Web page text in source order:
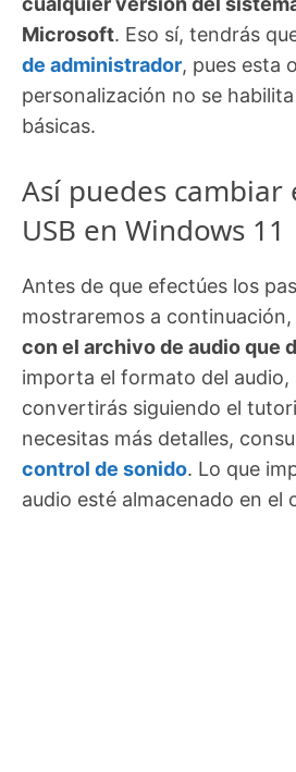
Microsoft. Eso sí, tendrás
de administrador, pues esta
personalización no se
básicas.
Así puedes cambiar
USB en Windows 11
Antes de que efectúes los
mostraremos a continuación,
con el archivo de audio que
importa el formato del audio,
convertirás siguiendo el
necesitas más detalles,
control de sonido. Lo que
audio esté almacenado en el